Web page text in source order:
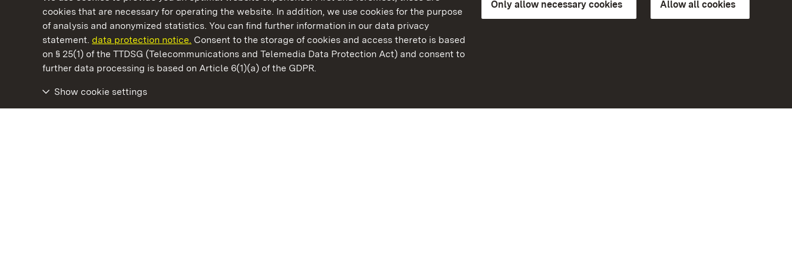
cookies that are necessary for operating the website. In addition, we use cookies for the purpose
of analysis and anonymized statistics. You can find further information in our data privacy
statement. data protection notice. Consent to the storage of cookies and access thereto is based
on § 25(1) of the TTDSG (Telecommunications and Telemedia Data Protection Act) and consent to
further data processing is based on Article 6(1)(a) of the GDPR.
Only allow necessary cookies Allow all cookies
Show cookie settings
State Palaces and Gardens of Baden-Wuerttemberg
Baden-Wuerttemberg